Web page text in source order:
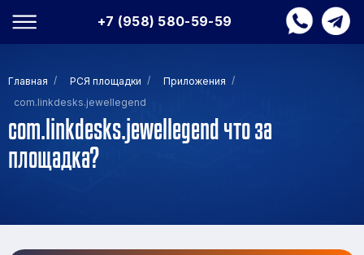
+7 (958) 580-59-59
Главная / РСЯ площадки / Приложения /
com.linkdesks.jewellegend
com.linkdesks.jewellegend что за
площадка?